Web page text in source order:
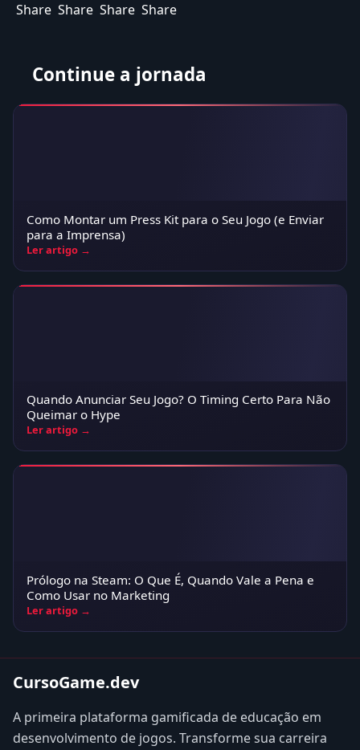
Share Share Share Share
Continue a jornada
Como Montar um Press Kit para o Seu Jogo (e Enviar
para a Imprensa)
Ler artigo →
Quando Anunciar Seu Jogo? O Timing Certo Para Não
Queimar o Hype
Ler artigo →
Prólogo na Steam: O Que É, Quando Vale a Pena e
Como Usar no Marketing
Ler artigo →
CursoGame.dev
A primeira plataforma gamificada de educação em
desenvolvimento de jogos. Transforme sua carreira